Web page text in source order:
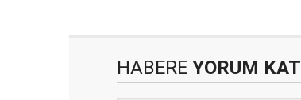
HABERE YORUM KAT